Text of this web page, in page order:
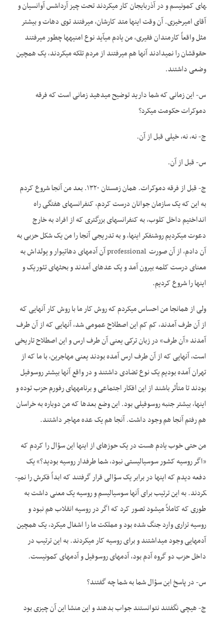
های کمونیسم و در آذربایجان کار می­کردند تحت چیز آرداشس آوانسیان و
آقای امیرخیزی. آن وقت اینها متد کارشان، می­رفتند توی دهات و بیشتر
مثل واقعاً کارمندان فقیری، من یادم می­آید نوع امنیه­ها چطور می­رفتند
حقوقشان را نمی­دادند آنها هم می­رفتند از مردم تلکه می­کردند، یک همچین
وضعی داشتند.
س- این زمانی که شما دارید توضیح می­دهید زمانی است که فرقه
دموکرات حکومت می­کرد؟
ج- نه، نه، خیلی قبل از آن.
س- قبل از آن.
ج- قبل از فرقه دموکرات. همان زمستان ۱۳۲۰. بعد من آنجا شروع کردم
به این که یک سازمان جوانان درست کردم، کنفرانس­های هفتگی راه
انداختیم داخل کلوب، به کنفرانس­های بزرگ­تری که از افراد به خارج
دعوت می­کردیم روشنفکر اینها، و به تدریجی آنجا را من یک شکل حزبی به
آن دادم، از آن صورت professional آن آدم­های دهاتی­وار و یولداش به
معنای درست کلمه بیرون آمد و یک عده­ای آمدند و بحث­های تئوریک و
اینها را شروع کردیم.
ولی از همان­جا من احساس می­کردم که روش کار ما با روش کار آنهایی که
از آن طرف آمدند، کم کم این اصطلاح عمومی شد، آن­هایی که از آن طرف
آمدند «آن طرف» در زبان ترکی یعنی آن طرف ارس و این اصطلاح تاریخی
است، آن­هایی که از آن طرف ارس آمده بودند یعنی مهاجرین، با ما که از
تهران آمده بودیم یک نوع تضادی داشتند و در واقع آنها بیشتر روسوفیل
بودند تا متأثر باشند از این افکار اجتماعی و برنامه­های رفورم حزب توده و
اینها، بیشتر جنبه روسوفیلی بود. این وضع بعدها که من دوباره به خراسان
هم رفتم آنجا هم وجود داشت. آنجا هم یک عده مهاجر داشتند.
من حتی خوب یادم هست در یک حوزه­ای از اینها این سؤال را کردم که
«اگر روسیه کشور سوسیالیستی نبود، شما طرفدار روسیه بودید؟» یک
دفعه دیدم که اینها در برابر یک سؤالی قرار گرفتند که ابداً فکرش را نمی­
کردند. به این ترتیب برای آن­ها سوسیالیسم و روسیه یک معنی داشت به
طوری که کاملاً می­شود تصور کرد که اگر در روسیه انقلاب هم نبود و
روسیه تزاری وارد جنگ شده بود و مملکت ما را اشغال می­کرد، یک همچین
آدم­هایی وجود می­داشتند و برای روسیه کار می­کردند. به این ترتیب در
داخل حزب دو گروه آدم بود، آدم­های روسوفیل و آدم­های کمونیست.
س- در پاسخ این سؤال شما به شما چه گفتند؟
ج- هیچی نگفتند نتوانستند جواب بدهند و این منشا این آن چیزی بود